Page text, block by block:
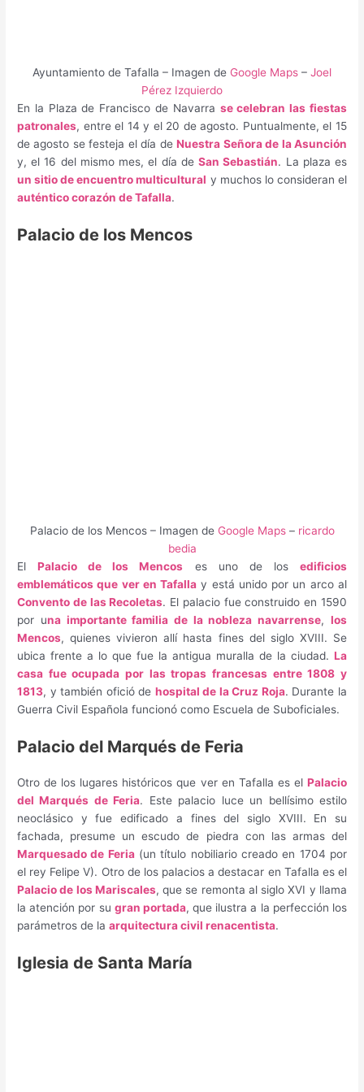
Ayuntamiento de Tafalla – Imagen de Google Maps – Joel
Pérez Izquierdo
En la Plaza de Francisco de Navarra se celebran las fiestas
patronales, entre el 14 y el 20 de agosto. Puntualmente, el 15
de agosto se festeja el día deNuestra Señora de la Asunción
y, el 16 del mismo mes, el día deSan Sebastián. La plaza es
un sitio de encuentro multicultural y muchos lo consideran el
auténtico corazón de Tafalla.
Palacio de los Mencos
Palacio de los Mencos – Imagen de Google Maps– ricardo
bedia
ElPalacio de los Mencos es uno de los edificios
emblemáticos que ver en Tafalla y está unido por un arco al
Convento de las Recoletas. El palacio fue construido en 1590
por una importante familia de la nobleza navarrense, los
Mencos, quienes vivieron allí hasta fines del siglo XVIII. Se
ubica frente a lo que fue la antigua muralla de la ciudad. La
casa fue ocupada por las tropas francesas entre 1808 y
1813, y también ofició de hospital de la Cruz Roja. Durante la
Guerra Civil Española funcionó como Escuela de Suboficiales.
Palacio del Marqués de Feria
Otro de los lugares históricos que ver en Tafalla es el Palacio
del Marqués de Feria. Este palacio luce un bellísimo estilo
neoclásico y fue edificado a fines del siglo XVIII. En su
fachada, presume un escudo de piedra con las armas del
Marquesado de Feria(un título nobiliario creado en 1704 por
el rey Felipe V). Otro de los palacios a destacar en Tafalla es el
Palacio de los Mariscales, que se remonta al siglo XVI y llama
la atención por su gran portada, que ilustra a la perfección los
parámetros de laarquitectura civil renacentista.
Iglesia de Santa María